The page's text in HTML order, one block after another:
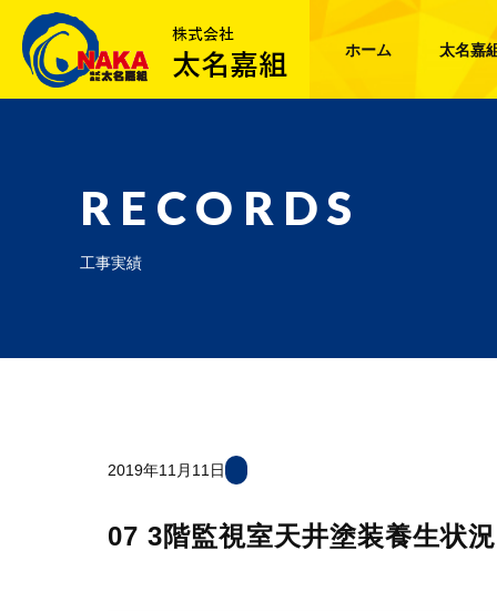
ホーム 太名嘉
RECORDS
工事実績
2019年11月11日
07 3階監視室天井塗装養生状況